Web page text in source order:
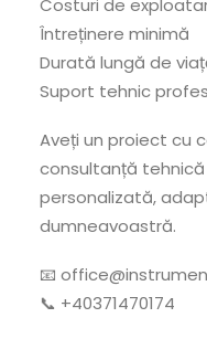
Costuri de
Întreținere minimă
Durată lungă de
Suport tehnic
Aveți un proiect cu
consultanță
personalizată,
dumneavoastră.
📧
📞 +40371470174